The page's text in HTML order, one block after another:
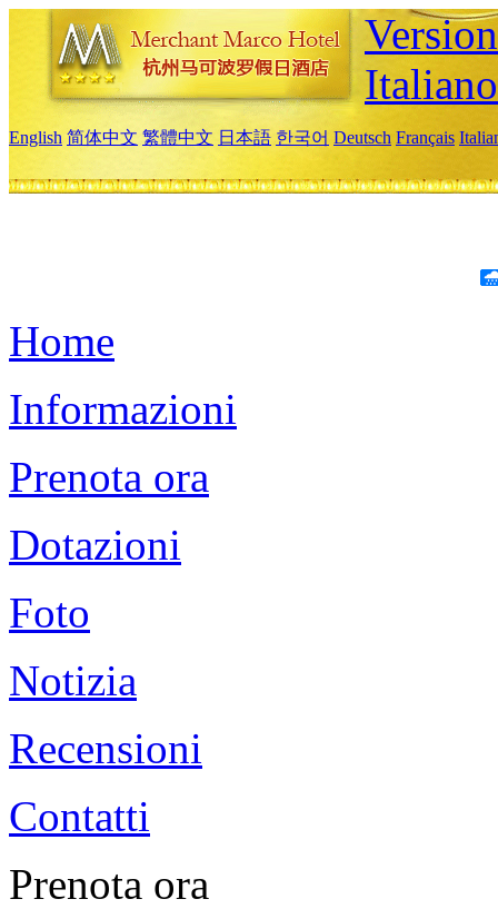
Italiano
English 简体中文 繁體中文 日本語 한국어 Deutsch Français
Home
Informazioni
Prenota ora
Dotazioni
Foto
Notizia
Recensioni
Contatti
Prenota ora